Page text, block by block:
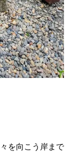
を向こう岸まで